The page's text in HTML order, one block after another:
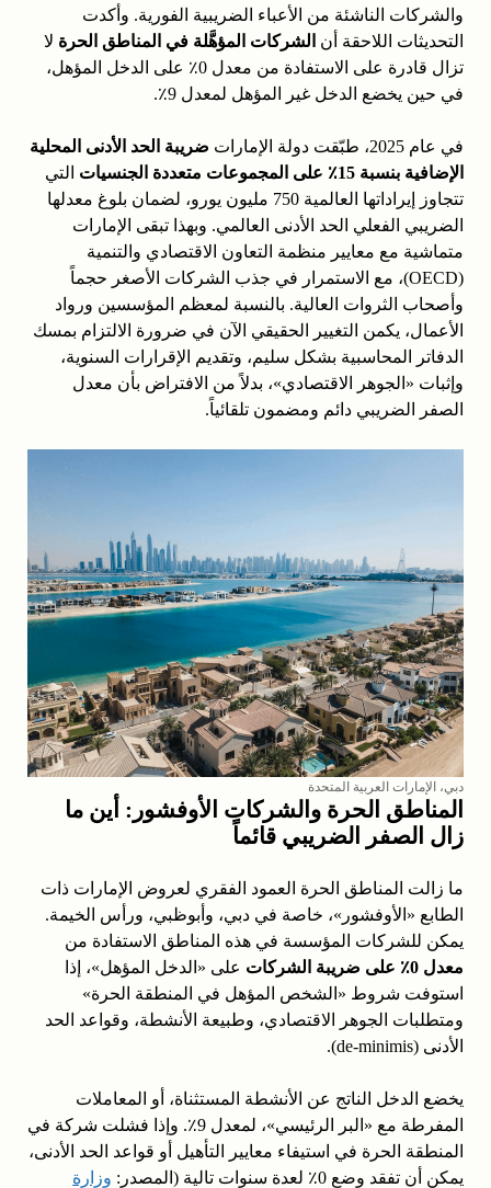
والشركات الناشئة من الأعباء الضريبية الفورية. وأكدت
التحديثات اللاحقة أن الشركات المؤهَّلة في المناطق الحرة لا
تزال قادرة على الاستفادة من معدل 0٪ على الدخل المؤهل،
في حين يخضع الدخل غير المؤهل لمعدل 9٪.
في عام 2025، طبّقت دولة الإمارات
ضريبة الحد الأدنى المحلية
الإضافية بنسبة 15٪ على المجموعات متعددة الجنسيات
التي
تتجاوز إيراداتها العالمية 750 مليون يورو، لضمان بلوغ معدلها
الضريبي الفعلي الحد الأدنى العالمي. وبهذا تبقى الإمارات
متماشية مع معايير منظمة التعاون الاقتصادي والتنمية
(OECD)، مع الاستمرار في جذب الشركات الأصغر حجماً
وأصحاب الثروات العالية. بالنسبة لمعظم المؤسسين ورواد
الأعمال، يكمن التغيير الحقيقي الآن في ضرورة الالتزام بمسك
الدفاتر المحاسبية بشكل سليم، وتقديم الإقرارات السنوية،
وإثبات «الجوهر الاقتصادي»، بدلاً من الافتراض بأن معدل
الصفر الضريبي دائم ومضمون تلقائياً.
دبي، الإمارات العربية المتحدة
المناطق الحرة والشركات الأوفشور: أين ما
زال الصفر الضريبي قائماً
ما زالت المناطق الحرة العمود الفقري لعروض الإمارات ذات
الطابع «الأوفشور»، خاصة في دبي، وأبوظبي، ورأس الخيمة.
يمكن للشركات المؤسسة في هذه المناطق الاستفادة من
معدل 0٪ على ضريبة الشركات
على «الدخل المؤهل»، إذا
استوفت شروط «الشخص المؤهل في المنطقة الحرة»
ومتطلبات الجوهر الاقتصادي، وطبيعة الأنشطة، وقواعد الحد
الأدنى (de‑minimis).
يخضع الدخل الناتج عن الأنشطة المستثناة، أو المعاملات
المفرطة مع «البر الرئيسي»، لمعدل 9٪. وإذا فشلت شركة في
المنطقة الحرة في استيفاء معايير التأهيل أو قواعد الحد الأدنى،
يمكن أن تفقد وضع 0٪ لعدة سنوات تالية (المصدر:
وزارة